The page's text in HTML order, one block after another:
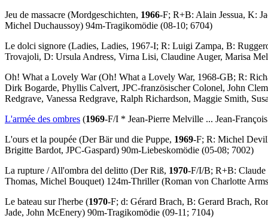
Jeu de massacre (Mordgeschichten, 1966-F; R+B: Alain Jessua, K:
Michel Duchaussoy) 94m-Tragikomödie (08-10; 6704)
Le dolci signore (Ladies, Ladies, 1967-I; R: Luigi Zampa, B:
Trovajoli, D: Ursula Andress, Virna Lisi, Claudine Auger, Marisa
Oh! What a Lovely War(Oh! What a Lovely War, 1968-GB; R:
Dirk Bogarde, Phyllis Calvert, JPC-französischer Colonel, John
Redgrave, Vanessa Redgrave, Ralph Richardson, Maggie Smith,
L'armée des ombres (1969-F/I * Jean-Pierre Melville ... Jean-
L'ours et la poupée (Der Bär und die Puppe, 1969-F; R: Michel
Brigitte Bardot, JPC-Gaspard) 90m-Liebeskomödie (05-08; 7002)
La rupture /All'ombra del delitto (Der Riß, 1970-F/I/B; R+B: Claude
Thomas, Michel Bouquet) 124m-Thriller (Roman von Charlotte
Le bateau sur l'herbe (1970-F; d: Gérard Brach, B: Gerard Brach,
Jade, John McEnery) 90m-Tragikomödie (09-11; 7104)